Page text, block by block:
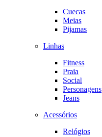
Cuecas
Meias
Pijamas
Linhas
Fitness
Praia
Social
Personagens
Jeans
Acessórios
Relógios